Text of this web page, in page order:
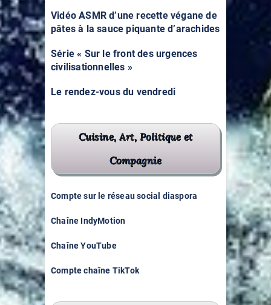
Vidéo ASMR d’une recette végane de
pâtes à la sauce piquante d’arachides
Série « Sur le front des urgences
civilisationnelles »
Le rendez-vous du vendredi
Cuisine, Art, Politique et
Compagnie
Compte sur le réseau social diaspora
Chaîne IndyMotion
Chaîne YouTube
Compte chaîne TikTok